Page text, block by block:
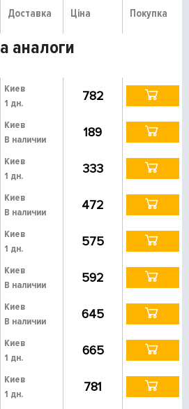
Доставка Ціна Покупка
аналоги
Киев
1 дн.
782
Киев
В наличии
189
Киев
1 дн.
333
Киев
В наличии
472
Киев
1 дн.
575
Киев
В наличии
592
Киев
В наличии
645
Киев
1 дн.
665
Киев
1 дн.
781